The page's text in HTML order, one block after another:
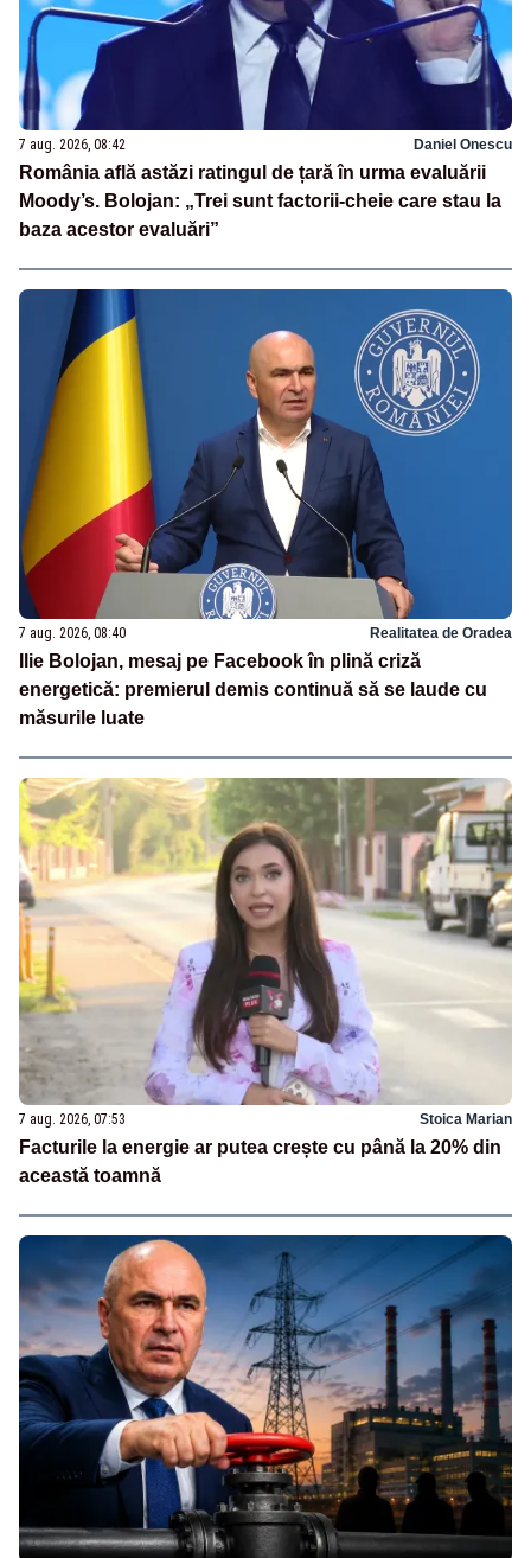
7 aug. 2026, 08:42 Daniel Onescu
România află astăzi ratingul de țară în urma evaluării
Moody’s. Bolojan: „Trei sunt factorii-cheie care stau la
baza acestor evaluări”
7 aug. 2026, 08:40 Realitatea de Oradea
Ilie Bolojan, mesaj pe Facebook în plină criză
energetică: premierul demis continuă să se laude cu
măsurile luate
7 aug. 2026, 07:53 Stoica Marian
Facturile la energie ar putea crește cu până la 20% din
această toamnă